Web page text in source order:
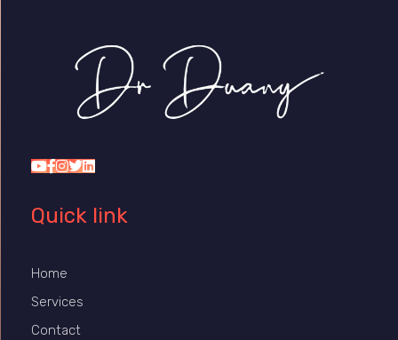
Quick link
Home
Services
Contact